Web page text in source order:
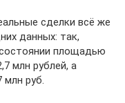
сделки всё же
данных: так,
площадью
млн рублей, а
руб.